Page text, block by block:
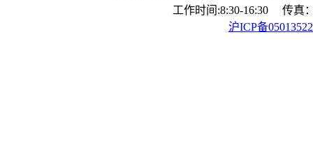
工作时间:8:30-16:30 传真：
沪ICP备